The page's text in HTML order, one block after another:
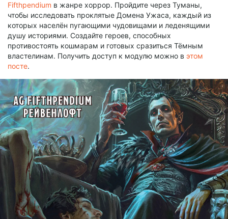
Fifthpendium в жанре хоррор. Пройдите через Туманы,
чтобы исследовать проклятые Домена Ужаса, каждый из
которых населён пугающими чудовищами и леденящими
душу историями. Создайте героев, способных
противостоять кошмарам и готовых сразиться Тёмным
властелинам. Получить доступ к модулю можно в этом
посте.